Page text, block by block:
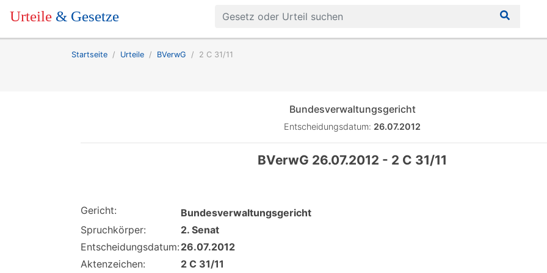
Urteile & Gesetze
Startseite Urteile BVerwG 2 C 31/11
Bundesverwaltungsgericht
Entscheidungsdatum: 26.07.2012
BVerwG 26.07.2012 - 2 C 31/11
Gericht:
Bundesverwaltungsgericht
Spruchkörper:
2. Senat
Entscheidungsdatum: 26.07.2012
Aktenzeichen:
2 C 31/11